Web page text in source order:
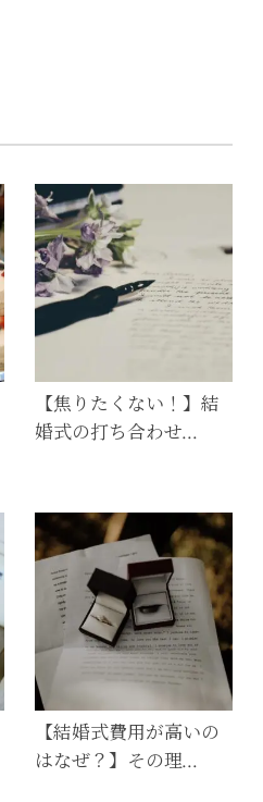
【焦りたくない！】結
婚式の打ち合わせ…
【結婚式費用が高いの
はなぜ？】その理…